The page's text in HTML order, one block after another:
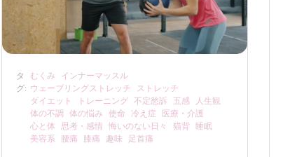
タ
グ:
むくみ
インナーマッスル
ウェーブリングストレッチ
ストレッチ
ダイエット
トレーニング 不定愁訴 五感
人生観
体の不調
体の悩み 使命 冷え症
医療・介護
心と体
思考・感情 悔いのない日々 猫背
睡眠
美容系
腰痛 膝痛 趣味 足首痛